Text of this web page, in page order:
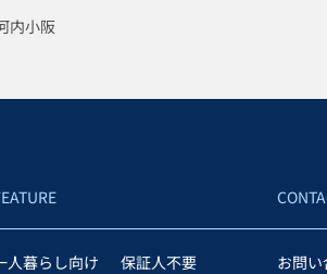
内小阪
人暮らし向け
保証人不要
お問